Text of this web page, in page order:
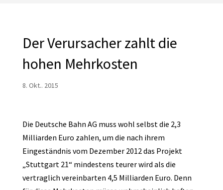
Der Verursacher zahlt die
hohen Mehrkosten
8. Okt.. 2015
Die Deutsche Bahn AG muss wohl selbst die 2,3
Milliarden Euro zahlen, um die nach ihrem
Eingeständnis vom Dezember 2012 das Projekt
„Stuttgart 21“ mindestens teurer wird als die
vertraglich vereinbarten 4,5 Milliarden Euro. Denn